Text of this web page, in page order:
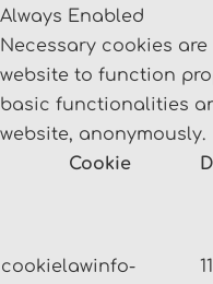
Always Enabled
Necessary cookies
website to function
basic functionalities
website, anonymously.
Cookie
cookielawinfo-
11